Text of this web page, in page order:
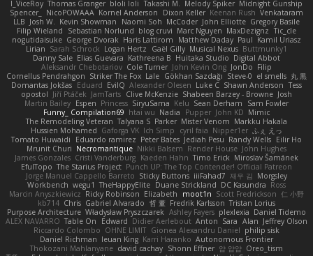
I_ViceRoy Thomas Granger bloli loli Takashi M. Melody Spiker Midnight Gunship
Spencer_
NicoPOWAAA Kornel Anderson Dixon Keller Keenan Rush Venkataram
LLB Josh W. Kevin Showman Naomi Soh McCoder John Elliotte Gregory Basile
Filip Wieland
Sebastian Norlund blog cruvi Marc Nguyen MaxDezignz Tic_cle
nogutidaisuke George Dvorak Haris Lattirom Matthew Daday Paul Kamil Uriasz
Lirian Sarah Schrock Logan Hertz Gaël Gilly Musical Nexus Buttmunky1
Danny Sale Elias Guevara Kathreena B Huitaka Studio Digital Abbot
Aleksandr Chebotariov Cole Turner John Kevin Ong JonDo Filip
Cornellus Pendrahgon Striker The Fox Lale Gökhan Sazdağı Steve-0 el smells 丸 黒
Domantas Jokšas Eduard EvilQ Alexander Olesen Luke C Shawn Anderson Tess
opostol Jiří Ptáček JamTarts Clive McKenzie Shabeen Barzey - Browne Josh
Martin Bailey Espen Princess SiryuSama Kelu Sean Derham
Sam Fowler
Funny_ Compilation69 htai wu Nadia Pupper John KD Mimic
The Remodeling Veteran Talyana S Parker Mister Venom Markku Hakala
Hussien Mohamed Gaforga VK Ich Simp cyril faia Nipper1er ふぇ えっ
Tomato Huwaidi
Eduardo ramirez Peter Bates Jediah Pesu Randy Wells Eilir Ho
Mrunit Churi Necromantique Nikki Balsem Render House John Hughes
James Gonzales Cristi Vanderburg Kaeden Hahn Timo Erick Miroslav Šamánek
EfulTopo The Starius Project Punch UP: The Top Contender! Official Patreon
Jorge Manuel Cappello Barreto Sticky Buttons iiiFahad7 재우 김 Morgsley
Workbench wegu1 TheHappyElite Duane Strickland DC Kasundra Ross
Marcin Anyszkiewicz Ricky Robinson Elizabeth moot1n Scott Fredrickson 仁 小野
kb714 Chris Gabriel Alvarado 哲 董 Fredrik Karlsson Tristan Lorius
Purpose Architecture Władysław Pryszczarek Ashley Fayers plexlexia Daniel Tidemo
ALEX NAVARRO Table On Edward Didier Aerlebout Anton Sara Alan Jeffrey Olson
Riccardo Colombo OHNE LIMIT Gionea Alexandru Daniel philip sisk
Daniel Richman Ieuan King Karri Haranko Autonomous Frontier
Thokozani Mahlanyane david cachay Shonn Effner 얍 얍얍 Oreo_tism